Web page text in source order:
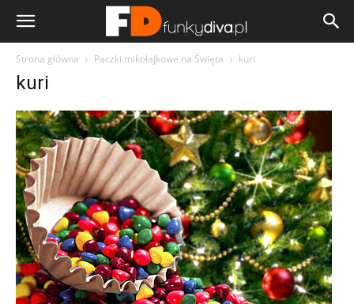
Strona główna Paczki mikołajkowe na Święta kuri
kuri